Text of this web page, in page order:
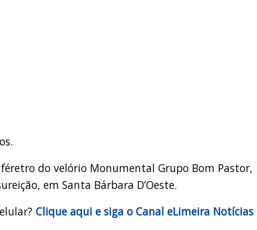
do velório Monumental Grupo Bom Pastor,
em Santa Bárbara D’Oeste.
Clique aqui e siga o Canal eLimeira Notícias